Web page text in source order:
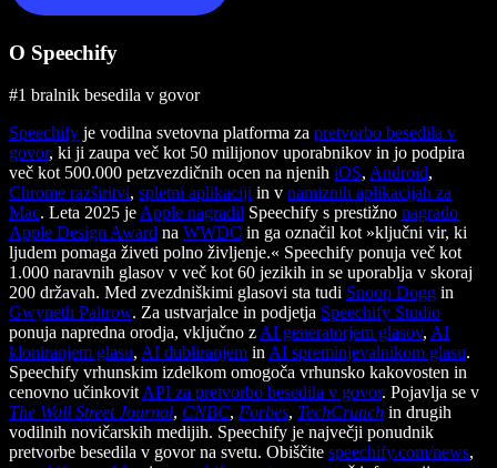
O Speechify
#1 bralnik besedila v govor
Speechify je vodilna svetovna platforma za pretvorbo besedila v
govor, ki ji zaupa več kot 50 milijonov uporabnikov in jo podpira
več kot 500.000 petzvezdičnih ocen na njenih iOS, Android,
Chrome razširitvi, spletni aplikaciji in v namiznih aplikacijah za
Mac. Leta 2025 je Apple nagradil Speechify s prestižno nagrado
Apple Design Award na WWDC in ga označil kot »ključni vir, ki
ljudem pomaga živeti polno življenje.« Speechify ponuja več kot
1.000 naravnih glasov v več kot 60 jezikih in se uporablja v skoraj
200 državah. Med zvezdniškimi glasovi sta tudi Snoop Dogg in
Gwyneth Paltrow. Za ustvarjalce in podjetja Speechify Studio
ponuja napredna orodja, vključno z AI generatorjem glasov, AI
kloniranjem glasu, AI dubliranjem in AI spreminjevalnikom glasu.
Speechify vrhunskim izdelkom omogoča vrhunsko kakovosten in
cenovno učinkovit API za pretvorbo besedila v govor. Pojavlja se v
The Wall Street Journal, CNBC, Forbes, TechCrunch in drugih
vodilnih novičarskih medijih. Speechify je največji ponudnik
pretvorbe besedila v govor na svetu. Obiščite speechify.com/news,